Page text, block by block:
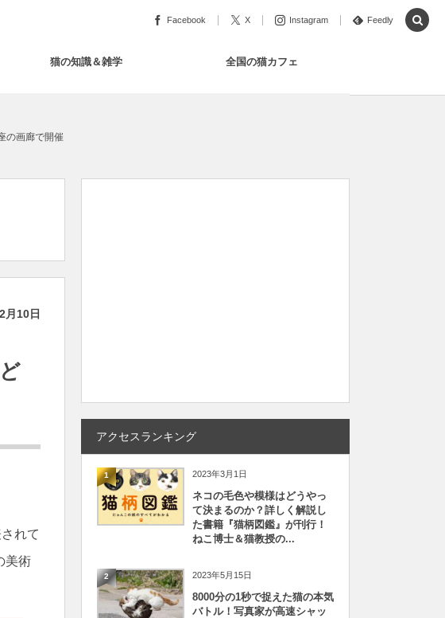
Facebook X Instagram Feedly
猫の知識＆雑学 全国の猫カフェ
の画廊で開催
月10日
れて
美術
アクセスランキング
1 2023年3月1日
ネコの毛色や模様はどうやっ
て決まるのか？詳しく解説し
た書籍『猫柄図鑑』が刊行！
ねこ博士＆猫教授の...
2 2023年5月15日
8000分の1秒で捉えた猫の本気
バトル！写真家が高速シャッ